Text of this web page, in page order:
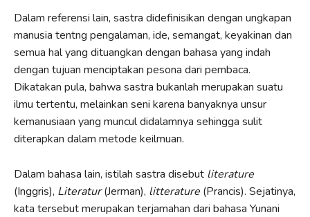
Dalam referensi lain, sastra didefinisikan dengan ungkapan
manusia tentng pengalaman, ide, semangat, keyakinan dan
semua hal yang dituangkan dengan bahasa yang indah
dengan tujuan menciptakan pesona dari pembaca.
Dikatakan pula, bahwa sastra bukanlah merupakan suatu
ilmu tertentu, melainkan seni karena banyaknya unsur
kemanusiaan yang muncul didalamnya sehingga sulit
diterapkan dalam metode keilmuan.
Dalam bahasa lain, istilah sastra disebut literature
(Inggris), Literatur(Jerman), litterature (Prancis). Sejatinya,
kata tersebut merupakan terjamahan dari bahasa Yunani